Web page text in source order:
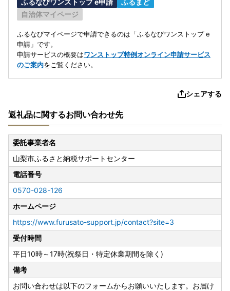
ふるなびワンストップ e申請
ふるまど
自治体マイページ
ふるなびマイページで申請できるのは「ふるなびワンストップ e
申請」です。
申請サービスの概要はワンストップ特例オンライン申請サービス
のご案内をご覧ください。
シェアする
返礼品に関するお問い合わせ先
委託事業者名
山梨市ふるさと納税サポートセンター
電話番号
0570-028-126
ホームページ
https://www.furusato-support.jp/contact?site=3
受付時間
平日10時～17時(祝祭日・特定休業期間を除く)
備考
お問い合わせは以下のフォームからお願いいたします。お届け